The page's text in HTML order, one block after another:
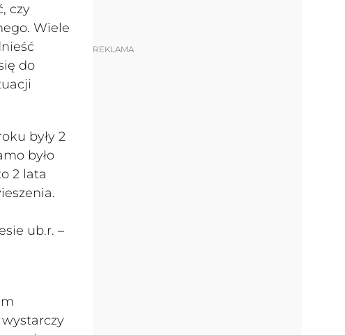
czy
Wiele
do
były 2
było
2 lata
ub.r. –
REKLAMA